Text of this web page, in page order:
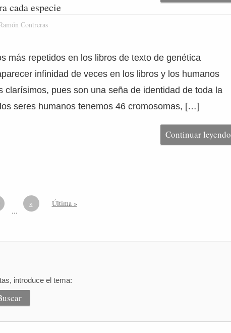
cada especie
Contreras
más repetidos en los libros de texto de genética
infinidad de veces en los libros y los humanos
clarísimos, pues son una seña de identidad de toda la
seres humanos tenemos 46 cromosomas, […]
Continuar leyendo
...
» Última »
introduce el tema: